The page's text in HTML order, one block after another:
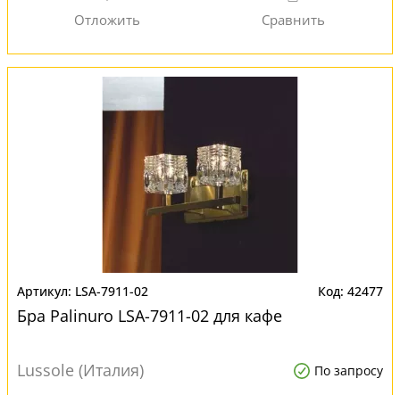
LSA-7911-02 42477
Бра Palinuro LSA-7911-02 для кафе
Lussole (Италия) По запросу